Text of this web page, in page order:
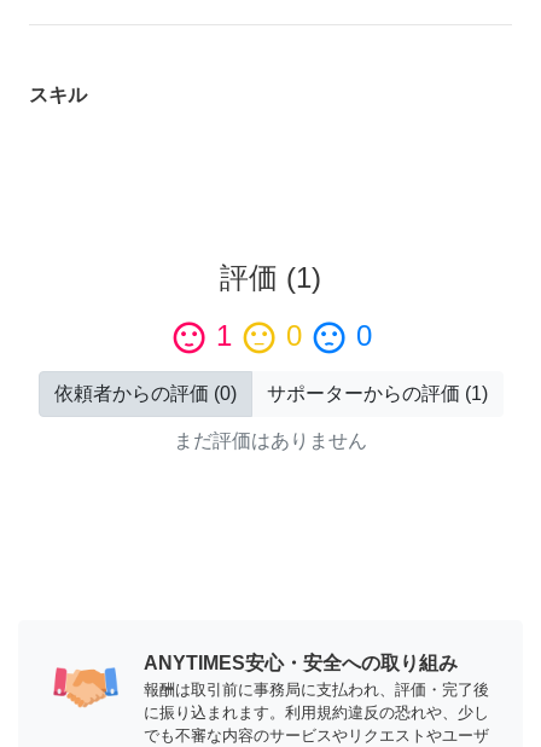
スキル
評価 (1)
sentiment_satisfied 1 sentiment_neutral 0 sentiment_dissatisfied 0
依頼者からの評価 (0) サポーターからの評価 (1)
まだ評価はありません
ANYTIMES安心・安全への取り組み
報酬は取引前に事務局に支払われ、評価・完了後
に振り込まれます。利用規約違反の恐れや、少し
でも不審な内容のサービスやリクエストやユーザ